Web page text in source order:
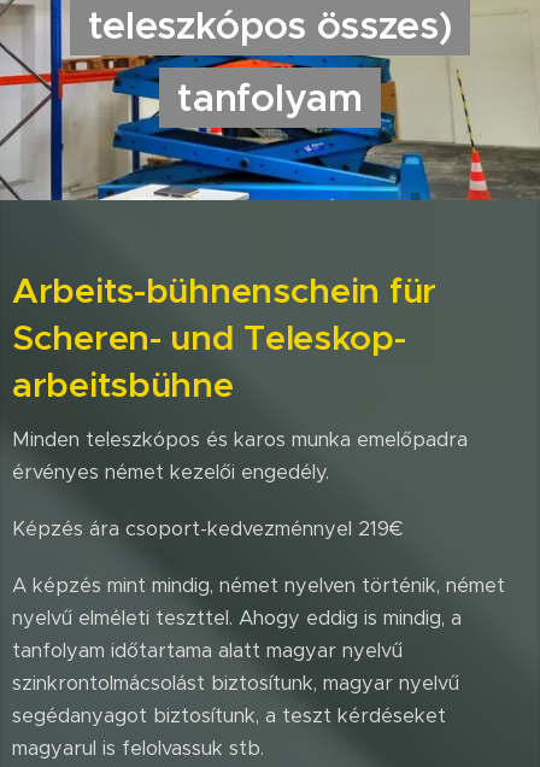
teleszkópos összes)
tanfolyam
Arbeits-bühnenschein für
Scheren- und Teleskop-
arbeitsbühne
Minden teleszkópos és karos munka emelőpadra
érvényes német kezelői engedély.
Képzés ára csoport-kedvezménnyel 219€
A képzés mint mindig, német nyelven történik, német
nyelvű elméleti teszttel. Ahogy eddig is mindig, a
tanfolyam időtartama alatt magyar nyelvű
szinkrontolmácsolást biztosítunk, magyar nyelvű
segédanyagot biztosítunk, a teszt kérdéseket
magyarul is felolvassuk stb.